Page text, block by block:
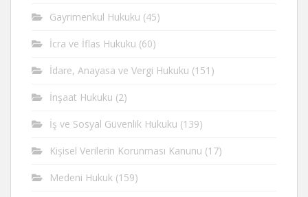
Gayrimenkul Hukuku (45)
İcra ve İflas Hukuku (60)
İdare, Anayasa ve Vergi Hukuku (151)
İnşaat Hukuku (2)
İş ve Sosyal Güvenlik Hukuku (139)
Kişisel Verilerin Korunması Kanunu (17)
Medeni Hukuk (159)